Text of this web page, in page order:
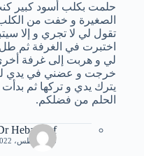
حلمت بكلب أسود كبير
الصغيرة و خفت من
تقول لي لا تجري و إلا
اختبرت في الغرفة ثم طل
لي و هربت إلى غرفة
خرجت و عضني في يدي
يترك يدي و تركها ثم
الحلم من فضلكم.
Heba Atef
15 أغسطس، 2022 | 10:36 م